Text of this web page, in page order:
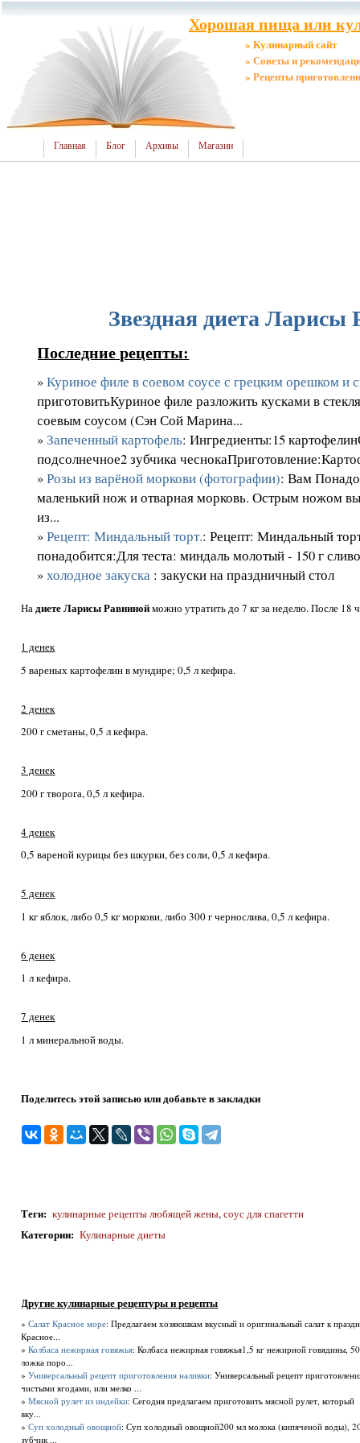
Хорошая пища или
» Кулинарный сайт
» Советы и
» Рецепты
Главная Блог Архивы Магазин
Звездная диета Ларисы
Последние рецепты:
»Куриное филе в соевом соусе с грецким орешком и
приготовитьКуриное филе разложить кусками в
соевым соусом (Сэн Сой Марина...
»Запеченный картофель: Ингредиенты:15
подсолнечное2 зубчика
»Розы из варёной моркови (фотографии): Вам
маленький нож и отварная морковь. Острым ножом
из...
»Рецепт: Миндальный торт.: Рецепт: Миндальный
понадобится:Для теста: миндаль молотый - 150 г
»холодное закуска : закуски на праздничный стол
Надиете Ларисы Равнинойможно утратить до 7 кг за неделю. После 18
1 денек
5 вареных картофелин в мундире; 0,5 л кефира.
2 денек
200 г сметаны, 0,5 л кефира.
3 денек
200 г творога, 0,5 л кефира.
4 денек
0,5 вареной курицы без шкурки, без соли, 0,5 л кефира.
5 денек
1 кг яблок, либо 0,5 кг моркови, либо 300 г чернослива, 0,5 л кефира.
6 денек
1 л кефира.
7 денек
1 л минеральной воды.
Поделитесь этой записью или добавьте в закладки
Теги: кулинарные рецепты любящей жены, соус для спагетти
Категории: Кулинарные диеты
Другие кулинарные рецептуры и рецепты
»Салат Красное море: Предлагаем хозяюшкам вкусный и оригинальный салат к
Красное...
»Колбаса нежирная говяжья: Колбаса нежирная говяжья1,5 кг нежирной говядины,
ложка поро...
»Универсальный рецепт приготовления наливки: Универсальный рецепт
чистыми ягодами, или мелко ...
»Мясной рулет из индейки: Сегодня предлагаем приготовить мясной рулет,
вку...
»Суп холодный овощной: Суп холодный овощной200 мл молока (кипяченой воды),
зубчик ...